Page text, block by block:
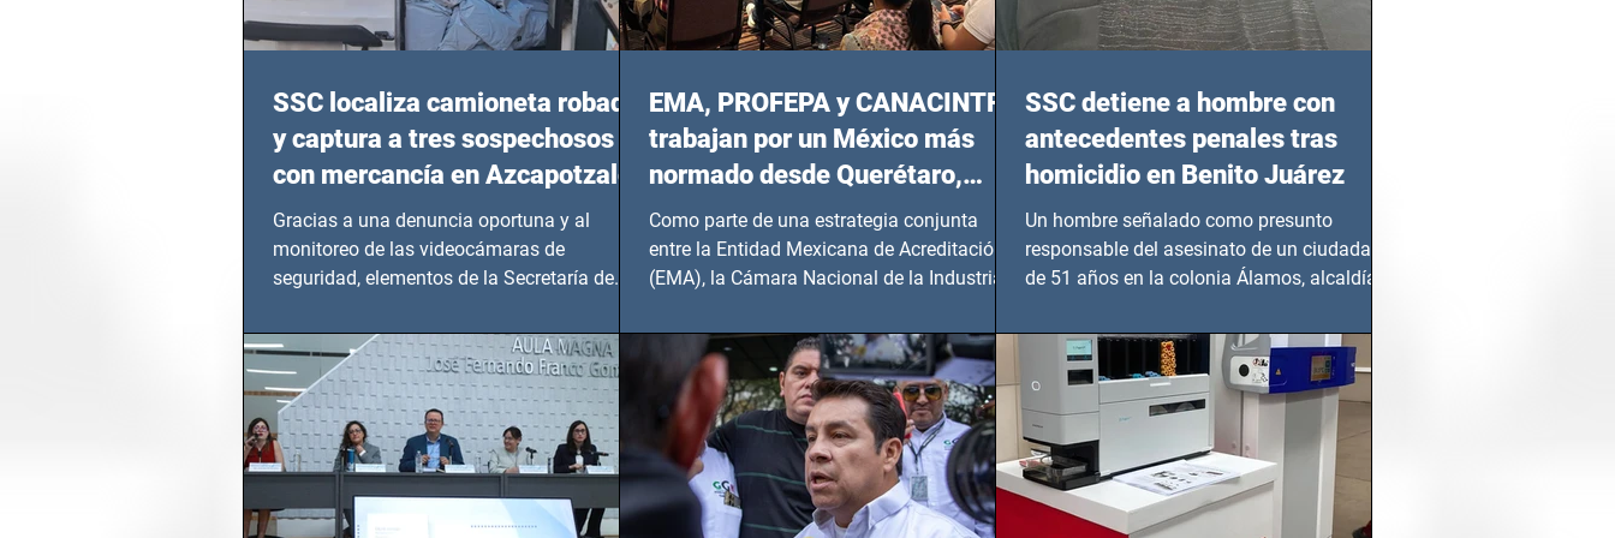
SSC localiza camioneta robada
y captura a tres sospechosos
con mercancía en Azcapotzalco
Gracias a una denuncia oportuna y al
monitoreo de las videocámaras de
seguridad, elementos de la Secretaría de
EMA, PROFEPA y CANACINTRA
trabajan por un México más
normado desde Querétaro,
Hidalgo y BCS
Como parte de una estrategia conjunta
entre la Entidad Mexicana de Acreditación
(EMA), la Cámara Nacional de la Industria
SSC detiene a hombre con
antecedentes penales tras
homicidio en Benito Juárez
Un hombre señalado como presunto
responsable del asesinato de un ciudadano
de 51 años en la colonia Álamos, alcaldía